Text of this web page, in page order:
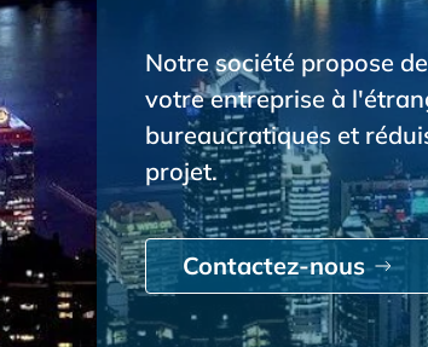
Notre société propose
votre entreprise à
bureaucratiques et
projet.
Contactez-nous